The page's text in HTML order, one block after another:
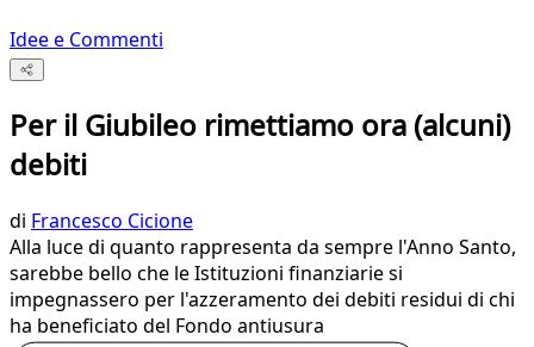
Idee e Commenti
Per il Giubileo rimettiamo ora (alcuni)
debiti
di Francesco Cicione
Alla luce di quanto rappresenta da sempre l'Anno Santo,
sarebbe bello che le Istituzioni finanziarie si
impegnassero per l'azzeramento dei debiti residui di chi
ha beneficiato del Fondo antiusura